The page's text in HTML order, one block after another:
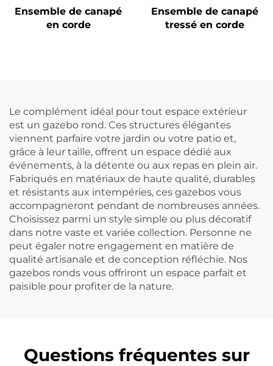
Ensemble de canapé
en corde
Ensemble de canapé
tressé en corde
Le complément idéal pour tout espace extérieur
est un gazebo rond. Ces structures élégantes
viennent parfaire votre jardin ou votre patio et,
grâce à leur taille, offrent un espace dédié aux
événements, à la détente ou aux repas en plein air.
Fabriqués en matériaux de haute qualité, durables
et résistants aux intempéries, ces gazebos vous
accompagneront pendant de nombreuses années.
Choisissez parmi un style simple ou plus décoratif
dans notre vaste et variée collection. Personne ne
peut égaler notre engagement en matière de
qualité artisanale et de conception réfléchie. Nos
gazebos ronds vous offriront un espace parfait et
paisible pour profiter de la nature.
Questions fréquentes sur